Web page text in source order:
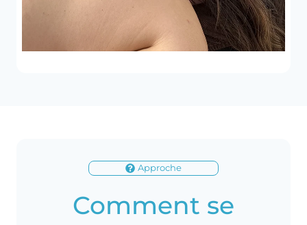
Approche
Comment se